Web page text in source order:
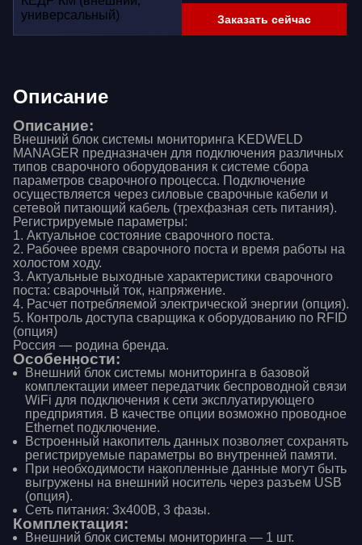
Заказать сейчас
Описание
Описание:
Внешний блок системы мониторинга KEDWELD
MANAGER предназначен для подключения различных
типов сварочного оборудования к системе сбора
параметров сварочного процесса. Подключение
осуществляется через силовые сварочные кабели и
сетевой питающий кабель (трехфазная сеть питания).
Регистрируемые параметры:
1. Актуальное состояние сварочного поста.
2. Рабочее время сварочного поста и время работы на
холостом ходу.
3. Актуальные выходные характеристики сварочного
поста: сварочный ток, напряжение.
4. Расчет потребляемой электрической энергии (опция).
5. Контроль доступа сварщика к оборудованию по RFID
(опция)
Россия — родина бренда.
Особенности:
Внешний блок системы мониторинга в базовой
комплектации имеет передатчик беспроводной связи
WiFi для подключения к сети эксплуатирующего
предприятия. В качестве опции возможно проводное
Ethernet подключение.
Встроенный накопитель данных позволяет сохранять
регистрируемые параметры во внутренней памяти.
При необходимости накопленные данные могут быть
выгружены на внешний носитель через разъем USB
(опция).
Сеть питания: 3х400В, 3 фазы.
Комплектация:
Внешний блок системы мониторинга — 1 шт.